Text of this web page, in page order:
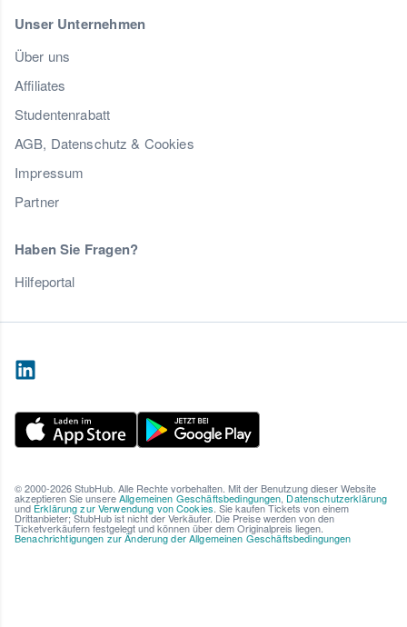
Unser Unternehmen
Über uns
Affiliates
Studentenrabatt
AGB, Datenschutz & Cookies
Impressum
Partner
Haben Sie Fragen?
Hilfeportal
© 2000-2026 StubHub. Alle Rechte vorbehalten. Mit der Benutzung dieser Website
akzeptieren Sie unsereAllgemeinen Geschäftsbedingungen Datenschutzerklärung
und Erklärung zur Verwendung von Cookies . Sie kaufen Tickets von einem
Drittanbieter; StubHub ist nicht der Verkäufer. Die Preise werden von den
Ticketverkäufern festgelegt und können über dem Originalpreis liegen.
Benachrichtigungen zur Änderung der Allgemeinen Geschäftsbedingungen